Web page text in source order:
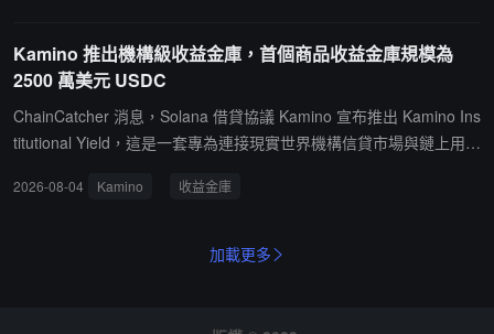
YC；8 月 17 日在大崎 Atrium 店進行，使用 MetaMask 及 USDC、
USDT 和 JPYC。
Kamino 推出機構級收益金庫，首個商品收益金庫規模為
2500 萬美元 USDC
ChainCatcher 消息，Solana 借貸協議 Kamino 宣布推出 Kamino Ins
titutional Yield，這是一套專為連接現實世界機構信貸市場與鏈上用戶
odity Yield（商品收益金庫）現已上線，初始存款規模為 2500 萬美
化收益約 7-8%。金庫通過受開曼群島金融管理局（CIMA）監管的基
款，貸款以實物商品和 / 或一級銀行托管現金全額抵押。
2026-08-04 Kamino 收益金庫
加載更多